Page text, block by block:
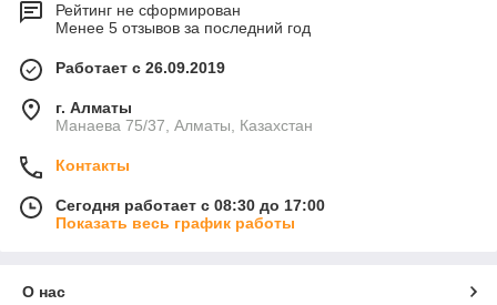
Рейтинг не сформирован
Менее 5 отзывов за последний год
Работает с 26.09.2019
г. Алматы
Манаева 75/37, Алматы, Казахстан
Контакты
Сегодня работает с 08:30 до 17:00
Показать весь график работы
О нас